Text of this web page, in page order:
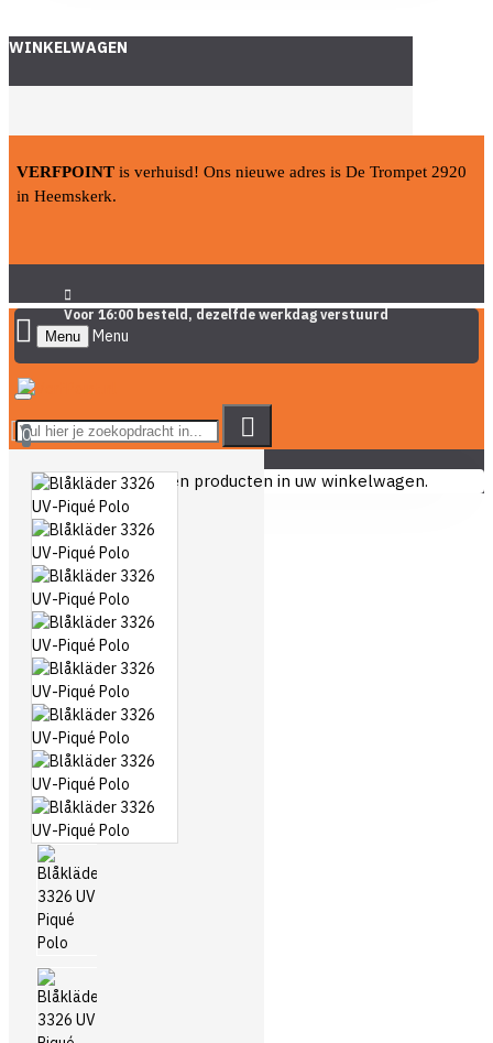
WINKELWAGEN
VERFPOINT is verhuisd! Ons nieuwe adres is De Trompet 2920
in Heemskerk.
Voor 16:00 besteld, dezelfde werkdag verstuurd
Menu
0
U heeft nog geen producten in uw winkelwagen.